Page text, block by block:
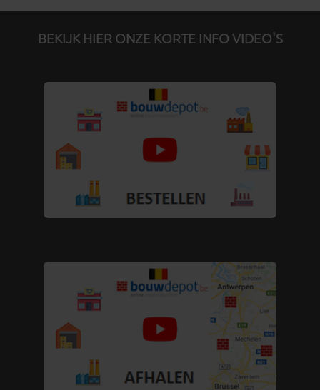
BEKIJK HIER ONZE KORTE INFO VIDEO'S